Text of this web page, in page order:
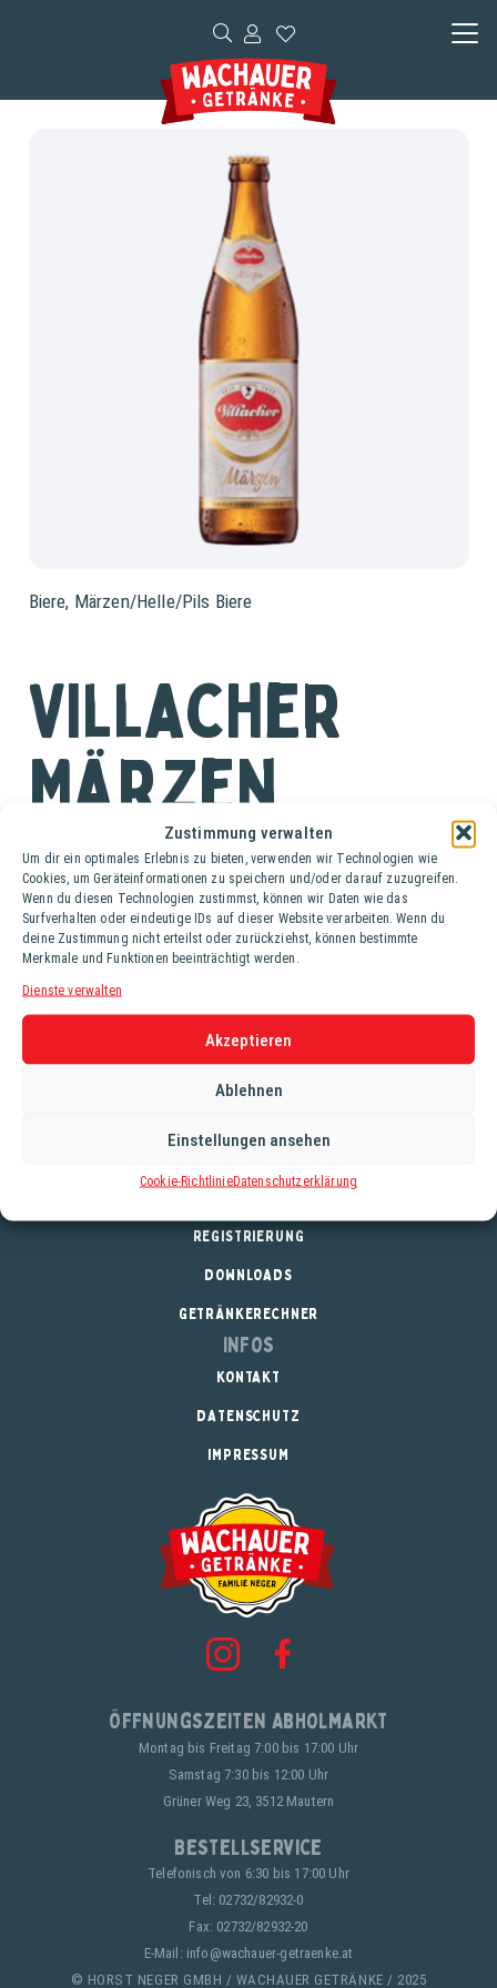
Zustimmung verwalten
Um dir ein optimales Erlebnis zu bieten, verwenden wir Technologien wie
Cookies, um Geräteinformationen zu speichern und/oder darauf zuzugreifen.
Wenn du diesen Technologien zustimmst, können wir Daten wie das
Surfverhalten oder eindeutige IDs auf dieser Website verarbeiten. Wenn du
deine Zustimmung nicht erteilst oder zurückziehst, können bestimmte
Merkmale und Funktionen beeinträchtigt werden.
Dienste verwalten
Akzeptieren
Ablehnen
Einstellungen ansehen
Cookie-RichtlinieDatenschutzerklärung
Biere, Märzen/Helle/Pils Biere
Villacher
Märzen
Ki. (20 Fl. à 0,5 lt.)
Ein Bier mit einer strahlenden, goldgelben Farbe und
schönem, feinporigen Schaum. Im Antrunk frisch und
prickelnd, das Mundgefühl zart-malzbetont und
Hopfennote. Ausgezeichnet mit dem goldenen DLG-Siegel
REGISTRIERUNG
DOWNLOADS
GETRÄNKERECHNER
Infos
KONTAKT
DATENSCHUTZ
IMPRESSUM
Öffnungszeiten Abholmarkt
Montag bis Freitag 7:00 bis 17:00 Uhr
Samstag 7:30 bis 12:00 Uhr
Grüner Weg 23, 3512 Mautern
Bestellservice
Telefonisch von 6:30 bis 17:00 Uhr
Tel: 02732/82932-0
Fax: 02732/82932-20
E-Mail: info@wachauer-getraenke.at
© HORST NEGER GMBH / WACHAUER GETRÄNKE / 2025